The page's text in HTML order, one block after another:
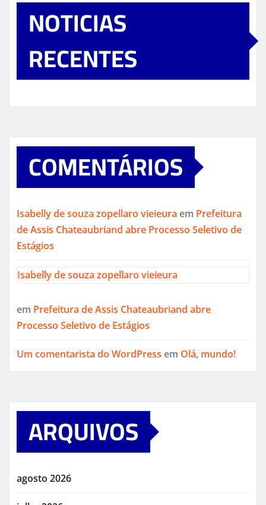
NOTICIAS
RECENTES
COMENTÁRIOS
Isabelly de souza zopellaro vieieura em Prefeitura
de Assis Chateaubriand abre Processo Seletivo de
Estágios
Isabelly de souza zopellaro vieieura
em Prefeitura de Assis Chateaubriand abre
Processo Seletivo de Estágios
Um comentarista do WordPress em Olá, mundo!
ARQUIVOS
agosto 2026